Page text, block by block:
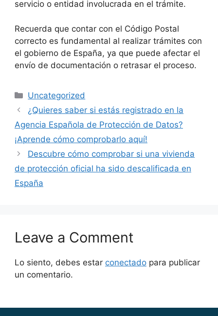
servicio o entidad involucrada en el trámite.
Recuerda que contar con el Código Postal
correcto es fundamental al realizar trámites con
el gobierno de España, ya que puede afectar el
envío de documentación o retrasar el proceso.
Categories
Uncategorized
¿Quieres saber si estás registrado en la
Agencia Española de Protección de Datos?
¡Aprende cómo comprobarlo aquí!
Descubre cómo comprobar si una vivienda
de protección oficial ha sido descalificada en
España
Leave a Comment
Lo siento, debes estar conectado para publicar
un comentario.